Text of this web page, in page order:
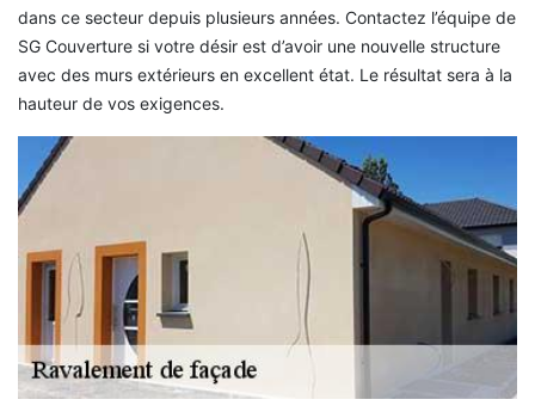
dans ce secteur depuis plusieurs années. Contactez l’équipe de
SG Couverture si votre désir est d’avoir une nouvelle structure
avec des murs extérieurs en excellent état. Le résultat sera à la
hauteur de vos exigences.